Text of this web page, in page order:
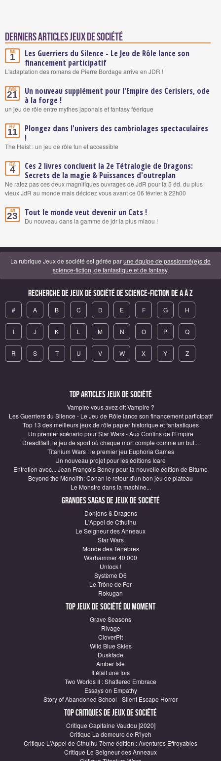
Derniers articles Jeux de société
Mai
1
Les Guerriers du Silence - Le Jeu de Rôle lance son
financement participatif
L'adaptation des romans de Pierre Bordage arrive en JDR !
Avril
21
Un nouveau supplément pour l'Empire des Cerisiers, ode
à la forge !
un jeu de rôle entre mythes japonais et fantasy féerique
Fév.
11
Plongez dans l'univers des cambriolages spectaculaires
!
The Heist : un jeu de rôle fun et accessible
Fév.
4
Ces 2 livres concluent la 2e Tétralogie de Dragons:
Secrets de la magie & Puissances d'outreplan
Ne ratez pas ces deux magnifiques ouvrages de JdR pour la 5 éd. du plus
vieux JdR au monde mais décidez vous avant ce 06 février à 22h00
Jan.
23 Tout le monde veut devenir un Cats !
Du nouveau dans la gamme de jdr la plus miaou !
La rubrique Jeux de société est gérée parune équipe de passionné(e)s de
science-fiction, de fantastique et de fantasy.
Recherche de Jeux de société de science-fiction de A à Z
# A B C D E F G H
I J K L M N O P Q
R S T U V W X Y Z
Top articles Jeux de société
Vampire vous avez dit Vampire ?
Les Guerriers du Silence - Le Jeu de Rôle lance son financement participatif
Top 13 des meilleurs jeux de rôle papier historique et fantastiques
Un premier scénario pour Star Wars - Aux Confins de l'Empire
DreadBall, le jeu de sport où chaque mort compte comme un but...
Titanium Wars : le premier jeu Euphoria Games
Un nouveau projet pour les éditions Icare
Entretien avec... Jean François Beney pour la nouvelle édition de Bitume
Beyond the Monolith: Conan le retour d'un bon jeu de plateau
Le Monstre dans la machine...
Grandes sagas de Jeux de société
Donjons & Dragons
L'Appel de Cthulhu
Le Seigneur des Anneaux
Star Wars
Monde des Ténèbres
Warhammer 40 000
Unlock !
Système D6
Le Trône de Fer
Rokugan
Top Jeux de société du moment
Grave Seasons
Rivage
CloverPit
Wild Blue Skies
Duskfade
Amber Isle
Il était une fois
Two Worlds II : Shattered Embrace
Essays on Empathy
Story of Abandoned School - Silent Escape Horror
Top critiques de Jeux de société
Critique Capitaine Vaudou [2020]
Critique La demeure de R'lyeh
Critique L'Appel de Cthulhu 7ème édition : Aventures Effroyables
Critique Le Seigneur des Anneaux